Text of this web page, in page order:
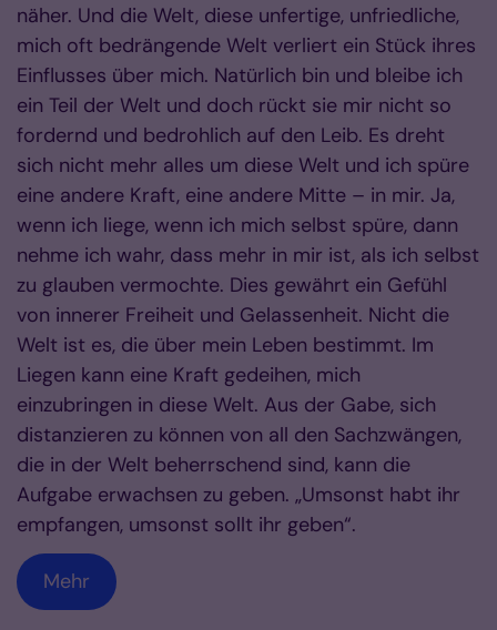
näher. Und die Welt, diese unfertige, unfriedliche,
mich oft bedrängende Welt verliert ein Stück ihres
Einflusses über mich. Natürlich bin und bleibe ich
ein Teil der Welt und doch rückt sie mir nicht so
fordernd und bedrohlich auf den Leib. Es dreht
sich nicht mehr alles um diese Welt und ich spüre
eine andere Kraft, eine andere Mitte – in mir. Ja,
wenn ich liege, wenn ich mich selbst spüre, dann
nehme ich wahr, dass mehr in mir ist, als ich selbst
zu glauben vermochte. Dies gewährt ein Gefühl
von innerer Freiheit und Gelassenheit. Nicht die
Welt ist es, die über mein Leben bestimmt. Im
Liegen kann eine Kraft gedeihen, mich
einzubringen in diese Welt. Aus der Gabe, sich
distanzieren zu können von all den Sachzwängen,
die in der Welt beherrschend sind, kann die
Aufgabe erwachsen zu geben. „Umsonst habt ihr
empfangen, umsonst sollt ihr geben“.
Mehr